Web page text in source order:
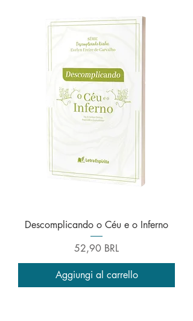
Descomplicando o Céu e o Inferno
Prezzo
52,90 BRL
Aggiungi al carrello